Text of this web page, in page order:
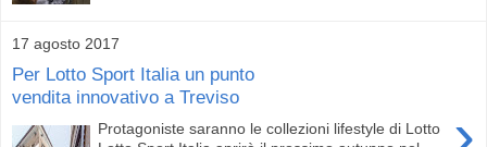
17 agosto 2017
Per Lotto Sport Italia un punto
vendita innovativo a Treviso
Protagoniste saranno le collezioni lifestyle di Lotto